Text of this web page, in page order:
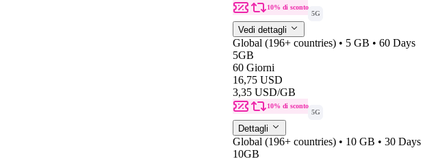
10% di sconto
5G
Vedi dettagli
Global (196+ countries) • 5 GB • 60 Days
5GB
60 Giorni
16,75 USD
3,35 USD/GB
10% di sconto
5G
Dettagli
Global (196+ countries) • 10 GB • 30 Days
10GB